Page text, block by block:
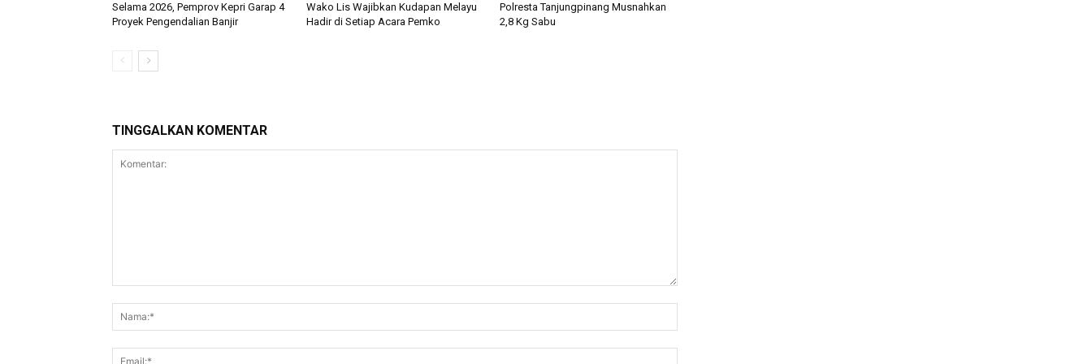
Selama 2026, Pemprov Kepri Garap 4
Proyek Pengendalian Banjir
Wako Lis Wajibkan Kudapan Melayu
Hadir di Setiap Acara Pemko
Polresta Tanjungpinang Musnahkan
2,8 Kg Sabu
TINGGALKAN KOMENTAR